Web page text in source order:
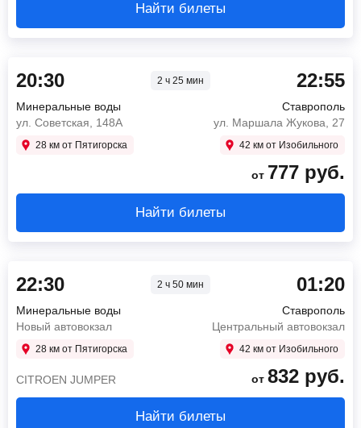
Найти билеты
20:30 2 ч 25 мин
Минеральные воды
ул. Советская, 148А
28 км от Пятигорска
22:55
Ставрополь
ул. Маршала Жукова, 27
42 км от Изобильного
от 777 руб.
Найти билеты
22:30 2 ч 50 мин
Минеральные воды
Новый автовокзал
28 км от Пятигорска
01:20
Ставрополь
Центральный автовокзал
42 км от Изобильного
CITROEN JUMPER от 832 руб.
Найти билеты